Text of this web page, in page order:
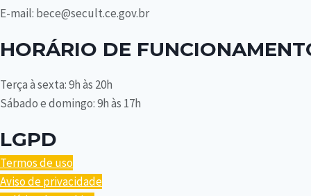
E-mail: bece@secult.ce.gov.br
HORÁRIO DE
Terça à sexta: 9h às 20h
Sábado e domingo: 9h às 17h
LGPD
Termos de uso
Aviso de privacidade